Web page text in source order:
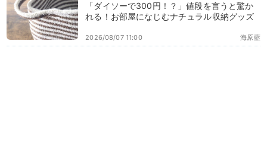
「ダイソーで300円！？」値段を言うと驚か
れる！お部屋になじむナチュラル収納グッズ
海原藍
2026/08/07 11:00